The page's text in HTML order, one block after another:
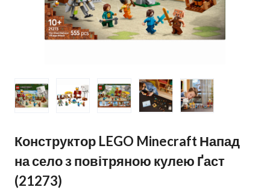
Конструктор LEGO Minecraft Напад
на село з повітряною кулею Ґаст
(21273)